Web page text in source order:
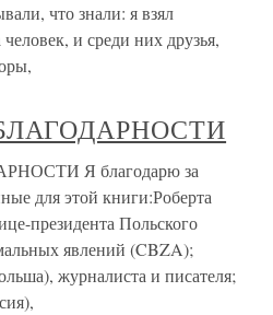
что знали: я взял
и среди них друзья,
Я благодарю за
для этой книги:Роберта
президента Польского
явлений (CBZA);
журналиста и писателя;